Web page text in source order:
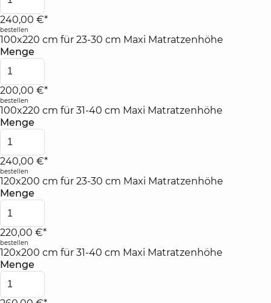
240,00 €*
bestellen
100x220 cm für 23-30 cm Maxi Matratzenhöhe
Menge
200,00 €*
bestellen
100x220 cm für 31-40 cm Maxi Matratzenhöhe
Menge
240,00 €*
bestellen
120x200 cm für 23-30 cm Maxi Matratzenhöhe
Menge
220,00 €*
bestellen
120x200 cm für 31-40 cm Maxi Matratzenhöhe
Menge